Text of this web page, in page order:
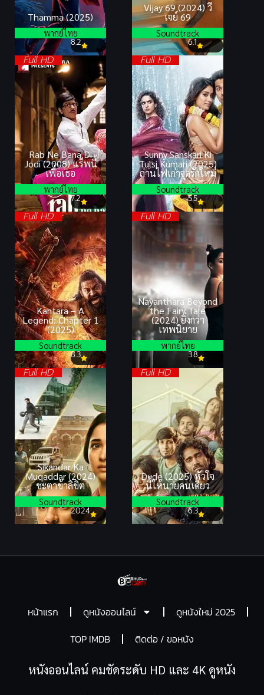
Thamma (2025)
8.2
พากย์ไทย
Vijay 69 (2024) วี
เจย์ 69
6.1
Soundtrack
Full HD
Rab Ne Bana Di
Jodi (2008) แร็พนี้
เพื่อเธอ
7.2
พากย์ไทย
Full HD
Sunny Sanskari Ki
Tulsi Kumari (2025)
ถ่านไฟเก่าจุดรักใหม่
5.5
Soundtrack
Full HD
Kantara – A
Legend: Chapter 1
(2025)
8.3
Soundtrack
Full HD
Nayanthara Beyond
the Fairy Tale
(2024) ยิ่งกว่า
เทพนิยาย
3.8
พากย์ไทย
Full HD
Sikandar Ka
Muqaddar (2024)
ชะตาข้าลิขิต
2024
Soundtrack
Full HD
Dude (2025) หัวใจ
นี้ให้นายคนเดียว
6.3
Soundtrack
หน้าแรก ดูหนังออนไลน์
ดูหนังใหม่ 2025
TOP IMDB
ติดต่อ / ขอหนัง
หนังออนไลน์ คมชัดระดับ HD และ 4K ดูหนัง